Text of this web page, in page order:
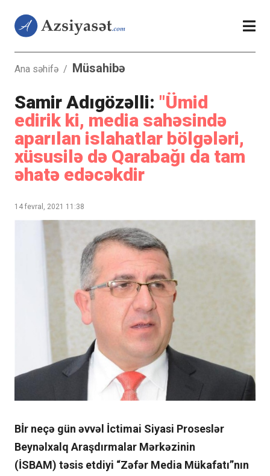
Ana səhifə / Müsahibə
Samir Adıgözəlli: "Ümid
edirik ki, media sahəsində
aparılan islahatlar bölgələri,
xüsusilə də Qarabağı da tam
əhatə edəcəkdir
14 fevral, 2021 11:38
Bİr neçə gün əvvəl İctimai Siyasi Proseslər
Beynəlxalq Araşdırmalar Mərkəzinin
(İSBAM) təsis etdiyi “Zəfər Media Mükafatı”nın